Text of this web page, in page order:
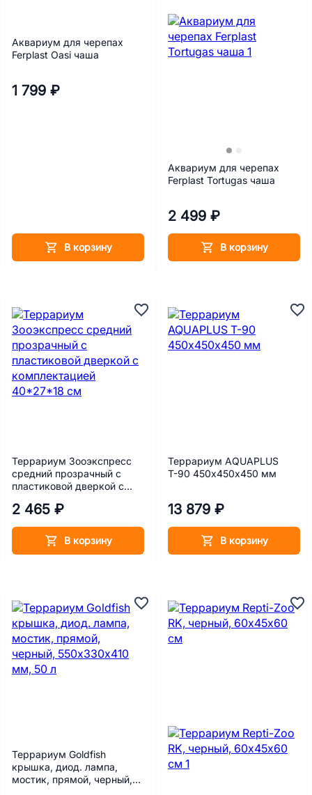
Аквариум для черепах
Ferplast Oasi чаша
1 799 ₽
В корзину
Аквариум для черепах
Ferplast Tortugas чаша
2 499 ₽
В корзину
Террариум Зооэкспресс
средний прозрачный с
пластиковой дверкой с
см
2 465 ₽
В корзину
Террариум AQUAPLUS
Т-90 450х450х450 мм
13 879 ₽
В корзину
Террариум Goldfish
крышка, диод. лампа,
мостик, прямой, черный,